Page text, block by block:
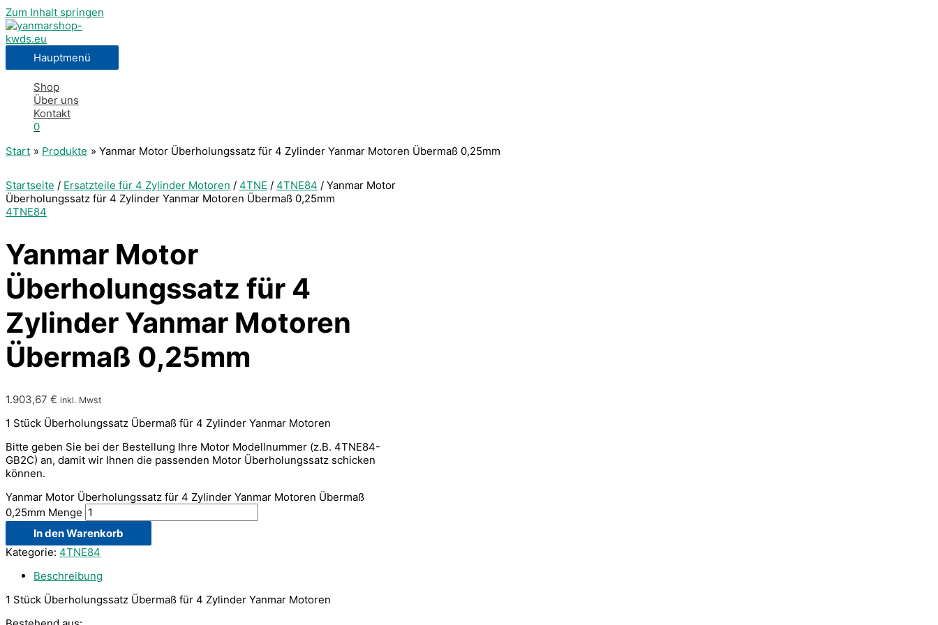
Zum Inhalt springen
Hauptmenü
Shop
Über uns
Kontakt
0
Start
Produkte Yanmar Motor Überholungssatz für 4 Zylinder Yanmar Motoren Übermaß 0,25mm
Startseite / Ersatzteile für 4 Zylinder Motoren / 4TNE / 4TNE84 / Yanmar Motor
Überholungssatz für 4 Zylinder Yanmar Motoren Übermaß 0,25mm
4TNE84
Yanmar Motor
Überholungssatz für 4
Zylinder Yanmar Motoren
Übermaß 0,25mm
1.903,67 € inkl. Mwst
1 Stück Überholungssatz Übermaß für 4 Zylinder Yanmar Motoren
Bitte geben Sie bei der Bestellung Ihre Motor Modellnummer (z.B. 4TNE84-
GB2C) an, damit wir Ihnen die passenden Motor Überholungssatz schicken
können.
Yanmar Motor Überholungssatz für 4 Zylinder Yanmar Motoren Übermaß
0,25mm Menge
In den Warenkorb
Kategorie: 4TNE84
Beschreibung
1 Stück Überholungssatz Übermaß für 4 Zylinder Yanmar Motoren